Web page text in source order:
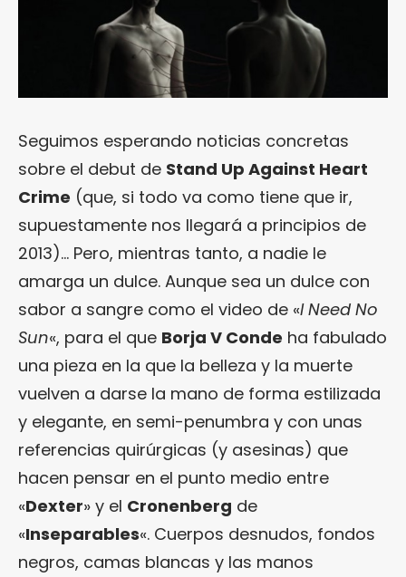
Seguimos esperando noticias concretas
sobre el debut de Stand Up Against Heart
Crime (que, si todo va como tiene que ir,
supuestamente nos llegará a principios de
2013)… Pero, mientras tanto, a nadie le
amarga un dulce. Aunque sea un dulce con
sabor a sangre como el video de «I Need No
Sun«, para el que Borja V Conde ha fabulado
una pieza en la que la belleza y la muerte
vuelven a darse la mano de forma estilizada
y elegante, en semi-penumbra y con unas
referencias quirúrgicas (y asesinas) que
hacen pensar en el punto medio entre
«Dexter» y el Cronenberg de
«Inseparables«. Cuerpos desnudos, fondos
negros, camas blancas y las manos